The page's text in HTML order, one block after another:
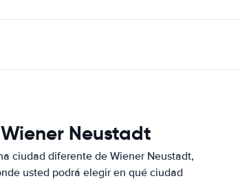
Neustadt
ciudad diferente de Wiener Neustadt,
usted podrá elegir en qué ciudad